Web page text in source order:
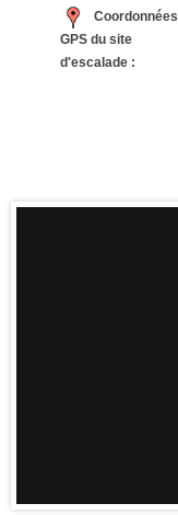
Coordonnées
GPS du site
d'escalade :